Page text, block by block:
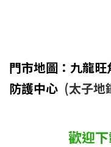
門市地圖：九龍
防護中心 (太子地
歡迎